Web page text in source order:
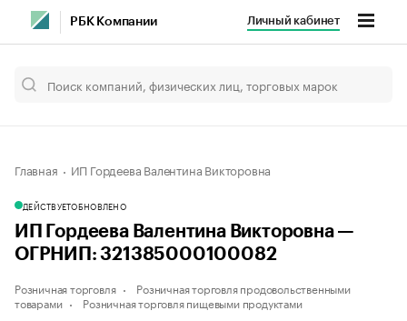
РБК Компании Личный кабинет
Главная ИП Гордеева Валентина Викторовна
ДЕЙСТВУЕТОБНОВЛЕНО
ИП Гордеева Валентина Викторовна —
ОГРНИП: 321385000100082
Розничная торговля
Розничная торговля продовольственными
товарами
Розничная торговля пищевыми продуктами